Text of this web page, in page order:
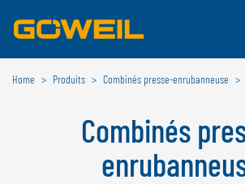
Choisissez votre langue/
INTERNATIONAL
Home Produits Combinés presse-enrubanneuse
Combinés